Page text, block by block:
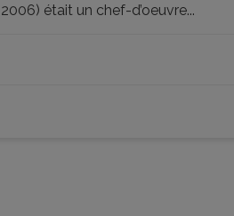
était un chef-d’oeuvre...